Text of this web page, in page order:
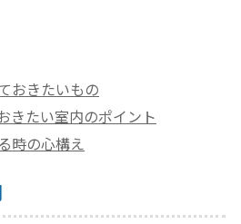
おきたいもの
きたい室内のポイント
時の心構え